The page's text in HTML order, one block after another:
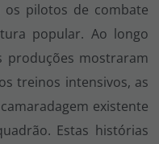
pilotos de combate
popular. Ao longo
produções mostraram
treinos intensivos, as
existente
Estas histórias